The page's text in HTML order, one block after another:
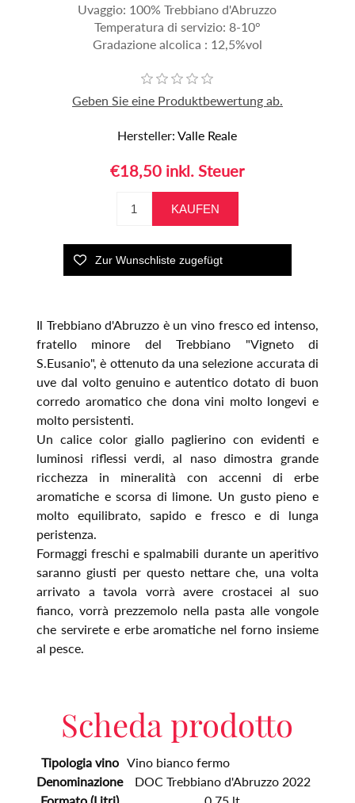
Uvaggio: 100% Trebbiano d'Abruzzo
Temperatura di servizio: 8-10°
Gradazione alcolica : 12,5%vol
Geben Sie eine Produktbewertung ab.
Hersteller: Valle Reale
€18,50 inkl. Steuer
Il Trebbiano d'Abruzzo è un vino fresco ed intenso,
fratello minore del Trebbiano "Vigneto di
S.Eusanio", è ottenuto da una selezione accurata di
uve dal volto genuino e autentico dotato di buon
corredo aromatico che dona vini molto longevi e
molto persistenti.
Un calice color giallo paglierino con evidenti e
luminosi riflessi verdi, al naso dimostra grande
ricchezza in mineralità con accenni di erbe
aromatiche e scorsa di limone. Un gusto pieno e
molto equilibrato, sapido e fresco e di lunga
peristenza.
Formaggi freschi e spalmabili durante un aperitivo
saranno giusti per questo nettare che, una volta
arrivato a tavola vorrà avere crostacei al suo
fianco, vorrà prezzemolo nella pasta alle vongole
che servirete e erbe aromatiche nel forno insieme
al pesce.
Scheda prodotto
Tipologia vino Vino bianco fermo
Denominazione
DOC Trebbiano d'Abruzzo 2022
Formato (Litri)
0.75 lt